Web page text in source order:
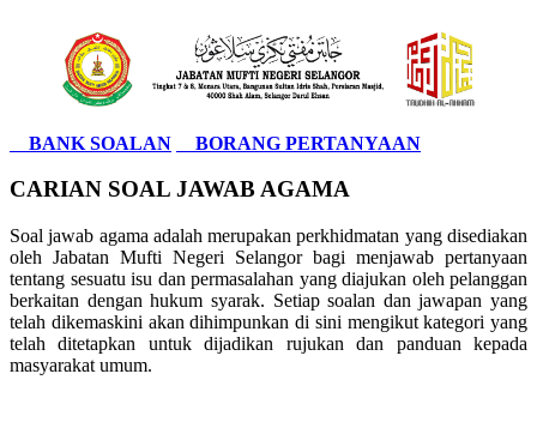
BANK SOALAN BORANG PERTANYAAN
CARIAN SOAL JAWAB AGAMA
Soal jawab agama adalah merupakan perkhidmatan yang disediakan
oleh Jabatan Mufti Negeri Selangor bagi menjawab pertanyaan
tentang sesuatu isu dan permasalahan yang diajukan oleh pelanggan
berkaitan dengan hukum syarak. Setiap soalan dan jawapan yang
telah dikemaskini akan dihimpunkan di sini mengikut kategori yang
telah ditetapkan untuk dijadikan rujukan dan panduan kepada
masyarakat umum.